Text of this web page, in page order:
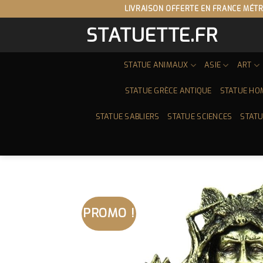
to
LIVRAISON OFFERTE EN FRANCE
STATUETTE.FR
STATUE ANIMAUX ASIE ART
STATUE GRÈCE ANTIQUE STATUE
STATUE SABLIERS STATUE SCIENCES
PROMO !